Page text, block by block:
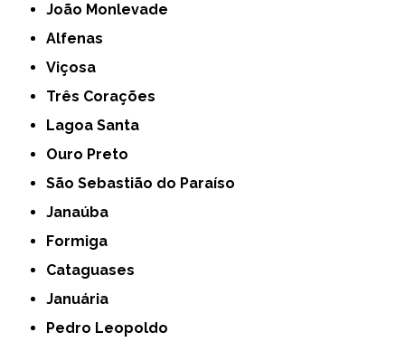
João Monlevade
Alfenas
Viçosa
Três Corações
Lagoa Santa
Ouro Preto
São Sebastião do Paraíso
Janaúba
Formiga
Cataguases
Januária
Pedro Leopoldo